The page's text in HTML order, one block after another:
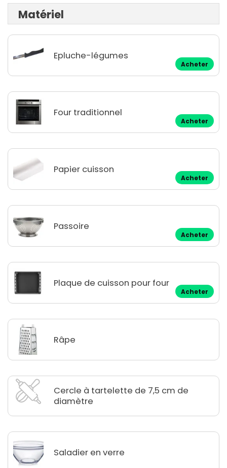
Matériel
Epluche-légumes
Acheter
Four traditionnel
Acheter
Papier cuisson
Acheter
Passoire
Acheter
Plaque de cuisson pour four
Acheter
Râpe
Cercle à tartelette de 7,5 cm de
diamètre
Saladier en verre